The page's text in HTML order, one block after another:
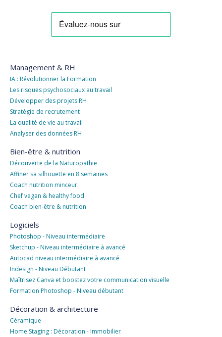
Management & RH
IA : Révolutionner la Formation
Les risques psychosociaux au travail
Développer des projets RH
Stratégie de recrutement
La qualité de vie au travail
Analyser des données RH
Bien-être & nutrition
Découverte de la Naturopathie
Affiner sa silhouette en 8 semaines
Coach nutrition minceur
Chef vegan & healthy food
Coach bien-être & nutrition
Logiciels
Photoshop - Niveau intermédiaire
Sketchup - Niveau intermédiaire à avancé
Autocad niveau intermédiaire à avancé
Indesign - Niveau Débutant
Maîtrisez Canva et boostez votre communication visuelle
Formation Photoshop - Niveau débutant
Décoration & architecture
Céramique
Home Staging : Décoration - Immobilier